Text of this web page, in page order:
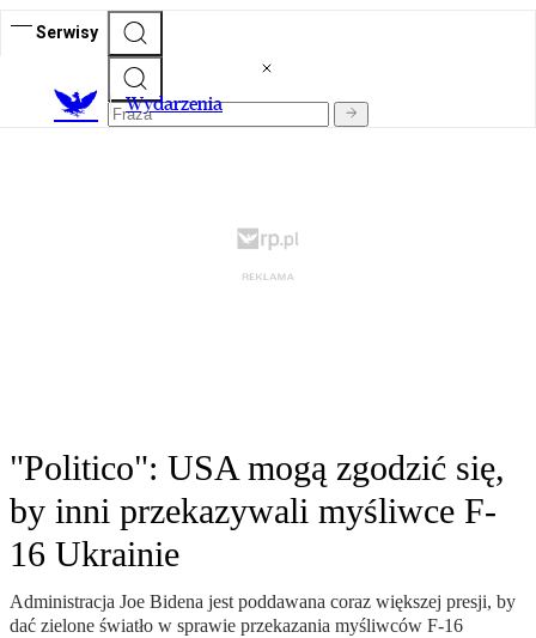
Serwisy
Wydarzenia
"Politico": USA mogą zgodzić się,
by inni przekazywali myśliwce F-
16 Ukrainie
Administracja Joe Bidena jest poddawana coraz większej presji, by
dać zielone światło w sprawie przekazania myśliwców F-16